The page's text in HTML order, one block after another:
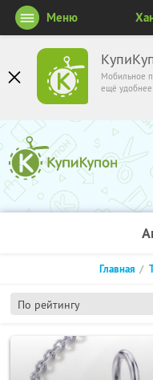
Мобильное
ещё удобнее
Меню
По рейтингу
Главная